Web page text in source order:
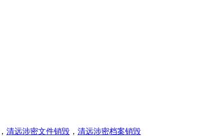
， 清远涉密文件销毁 ， 清远涉密档案销毁